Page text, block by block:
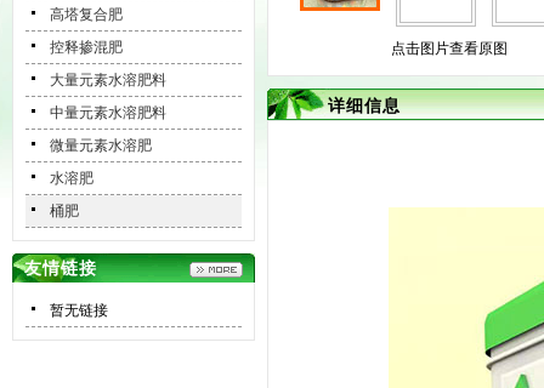
高塔复合肥
控释掺混肥
大量元素水溶肥料
中量元素水溶肥料
微量元素水溶肥
水溶肥
桶肥
友情链接
暂无链接
点击图片查看原图
详细信息